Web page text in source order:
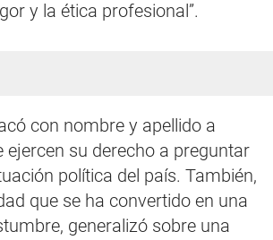
y la ética profesional”.
con nombre y apellido a
ejercen su derecho a preguntar
política del país. También,
que se ha convertido en una
generalizó sobre una